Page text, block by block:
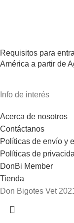
Requisitos para
América a partir de
Info de interés
Acerca de nosotros
Contáctanos
Políticas de envío y
Políticas de
DonBi Member
Tienda
Don Bigotes Vet